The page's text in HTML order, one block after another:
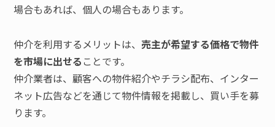
場合もあれば、個人の場合もあります。
仲介を利用するメリットは、 売主が希望する価格で物件
を市場に出せる ことです。
仲介業者は、顧客への物件紹介やチラシ配布、インター
ネット広告などを通じて物件情報を掲載し、買い手を募
ります。